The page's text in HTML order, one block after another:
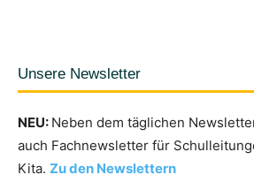
Unsere Newsletter
NEU: Neben dem täglichen
auch Fachnewsletter für
Kita. Zu den Newslettern